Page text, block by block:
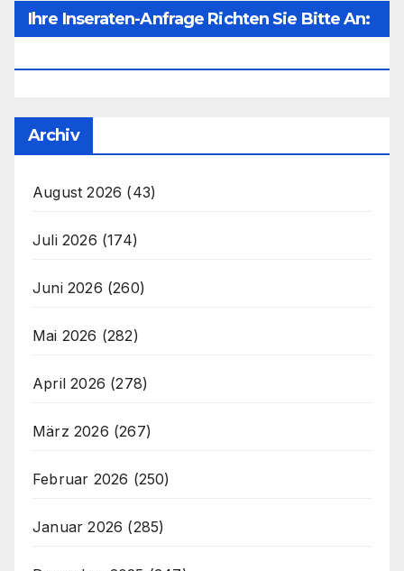
Ihre Inseraten-Anfrage Richten Sie Bitte An:
Archiv
August 2026 (43)
Juli 2026 (174)
Juni 2026 (260)
Mai 2026 (282)
April 2026 (278)
März 2026 (267)
Februar 2026 (250)
Januar 2026 (285)